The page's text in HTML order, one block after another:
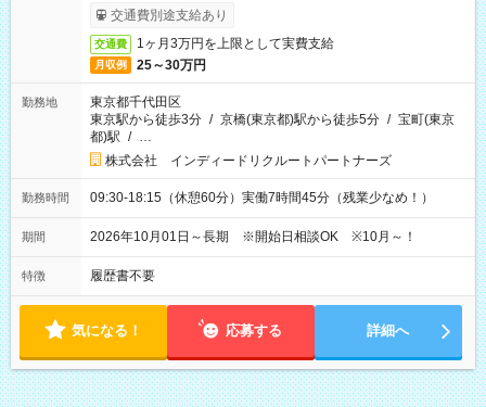
受取りサービス利用可（利用条件有）
交通費別途支給あり
交通費 1ヶ月3万円を上限として実費支給
月収例 25～30万円
勤務地
東京都千代田区
東京駅から徒歩3分 / 京橋(東京都)駅から徒歩5分 / 宝町(東京
都)駅 / …
株式会社 インディードリクルートパートナーズ
勤務時間 09:30-18:15（休憩60分）実働7時間45分（残業少なめ！）
期間 2026年10月01日～長期 ※開始日相談OK ※10月～！
特徴 履歴書不要
気になる！ 応募する 詳細へ